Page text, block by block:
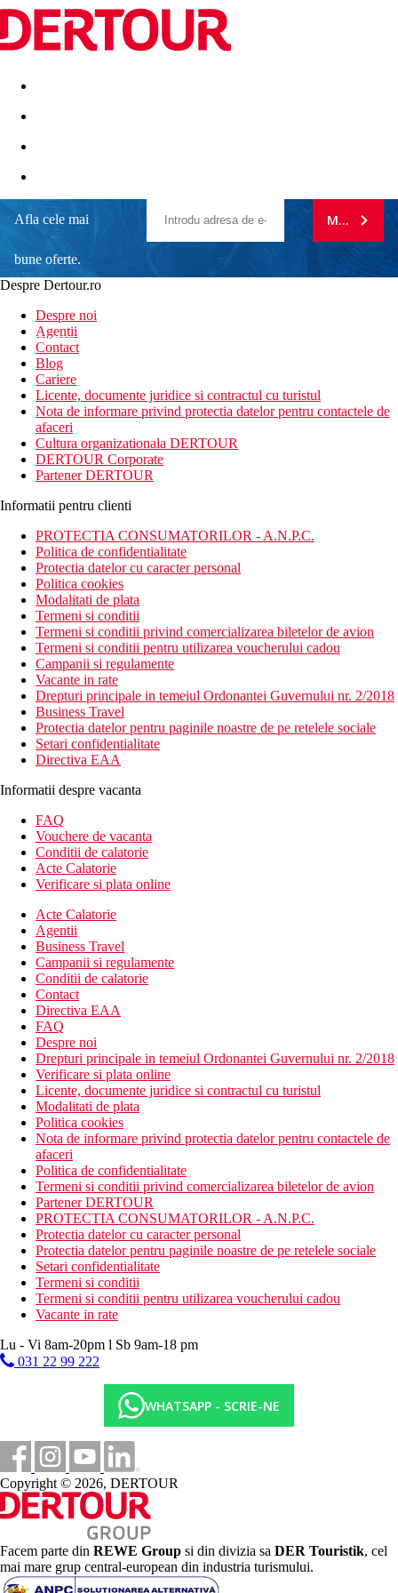
Destinatii Vacanta perfecta OFERTE DE NERATAT
Afla cele mai
bune oferte.
newsletter!
MA
Despre Dertour.ro
Despre noi
Agentii
Contact
Blog
Cariere
Licente, documente juridice si contractul cu turistul
Nota de informare privind protectia datelor pentru contactele de
afaceri
Cultura organizationala DERTOUR
DERTOUR Corporate
Partener DERTOUR
Informatii pentru clienti
PROTECTIA CONSUMATORILOR - A.N.P.C.
Politica de confidentialitate
Protectia datelor cu caracter personal
Politica cookies
Modalitati de plata
Termeni si conditii
Termeni si conditii privind comercializarea biletelor de avion
Termeni si conditii pentru utilizarea voucherului cadou
Campanii si regulamente
Vacante in rate
Drepturi principale in temeiul Ordonantei Guvernului nr. 2/2018
Business Travel
Protectia datelor pentru paginile noastre de pe retelele sociale
Setari confidentialitate
Directiva EAA
Informatii despre vacanta
FAQ
Vouchere de vacanta
Conditii de calatorie
Acte Calatorie
Verificare si plata online
Acte Calatorie
Agentii
Business Travel
Campanii si regulamente
Conditii de calatorie
Contact
Directiva EAA
FAQ
Despre noi
Drepturi principale in temeiul Ordonantei Guvernului nr. 2/2018
Verificare si plata online
Licente, documente juridice si contractul cu turistul
Modalitati de plata
Politica cookies
Nota de informare privind protectia datelor pentru contactele de
afaceri
Politica de confidentialitate
Termeni si conditii privind comercializarea biletelor de avion
Partener DERTOUR
PROTECTIA CONSUMATORILOR - A.N.P.C.
Protectia datelor cu caracter personal
Protectia datelor pentru paginile noastre de pe retelele sociale
Setari confidentialitate
Termeni si conditii
Termeni si conditii pentru utilizarea voucherului cadou
Vacante in rate
Lu - Vi 8am-20pm l Sb 9am-18 pm
031 22 99 222
WHATSAPP - SCRIE-NE
Copyright © 2026, DERTOUR
Facem parte din REWE Group si din divizia sa DER Touristik, cel
mai mare grup central-european din industria turismului.